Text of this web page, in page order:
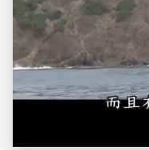
與影響，近年來